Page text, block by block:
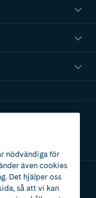
nödvändiga för
även cookies
Det hjälper oss
så att vi kan